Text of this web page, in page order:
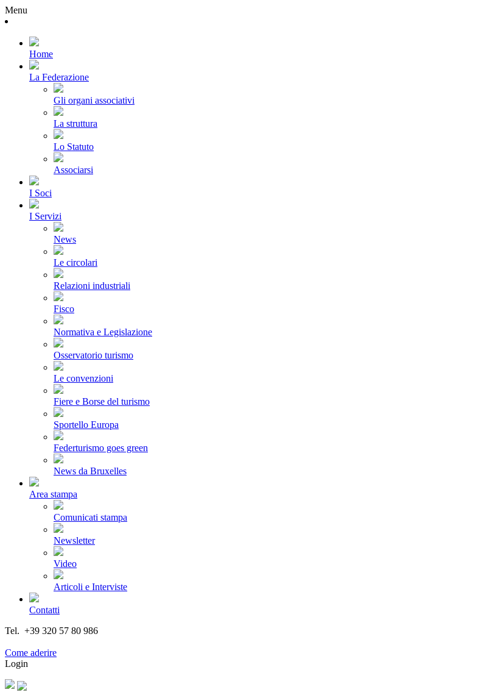
Menu
Home
La Federazione
Gli organi associativi
La struttura
Lo Statuto
Associarsi
I Soci
I Servizi
News
Le circolari
Relazioni industriali
Fisco
Normativa e Legislazione
Osservatorio turismo
Le convenzioni
Fiere e Borse del turismo
Sportello Europa
Federturismo goes green
News da Bruxelles
Area stampa
Comunicati stampa
Newsletter
Video
Articoli e Interviste
Contatti
Tel. +39 320 57 80 986
Come aderire
Login